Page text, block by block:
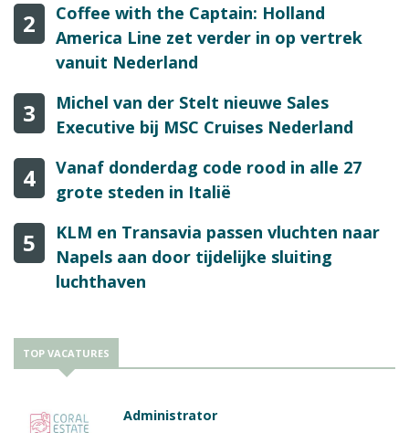
2
Coffee with the Captain: Holland
America Line zet verder in op vertrek
vanuit Nederland
3
Michel van der Stelt nieuwe Sales
Executive bij MSC Cruises Nederland
4
Vanaf donderdag code rood in alle 27
grote steden in Italië
5
KLM en Transavia passen vluchten naar
Napels aan door tijdelijke sluiting
luchthaven
TOP VACATURES
Administrator